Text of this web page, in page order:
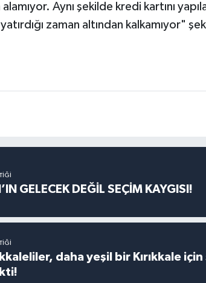
Aynı şekilde kredi kartını
zaman altından kalkamıyor"
GELECEK DEĞİL SEÇİM KAYGISI!
daha yeşil bir Kırıkkale